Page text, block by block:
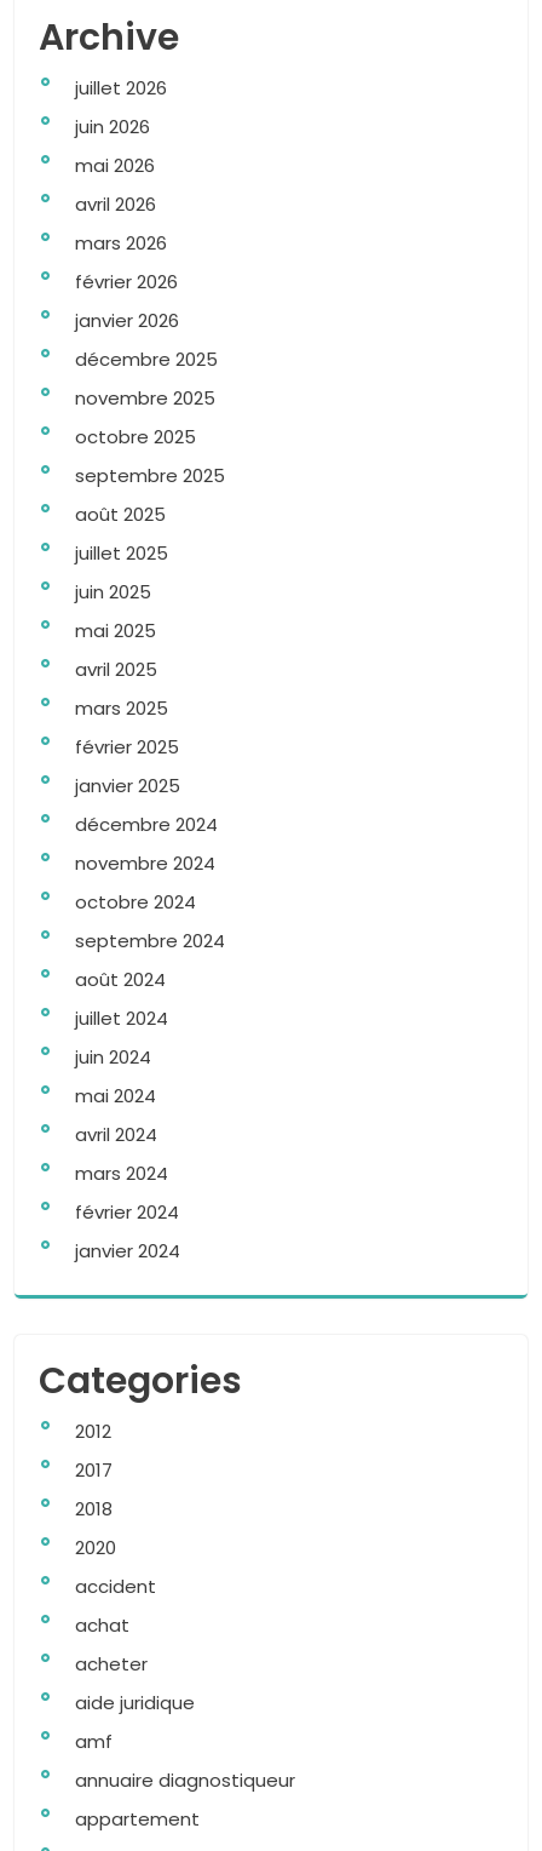
Archive
juillet 2026
juin 2026
mai 2026
avril 2026
mars 2026
février 2026
janvier 2026
décembre 2025
novembre 2025
octobre 2025
septembre 2025
août 2025
juillet 2025
juin 2025
mai 2025
avril 2025
mars 2025
février 2025
janvier 2025
décembre 2024
novembre 2024
octobre 2024
septembre 2024
août 2024
juillet 2024
juin 2024
mai 2024
avril 2024
mars 2024
février 2024
janvier 2024
Categories
2012
2017
2018
2020
accident
achat
acheter
aide juridique
amf
annuaire diagnostiqueur
appartement